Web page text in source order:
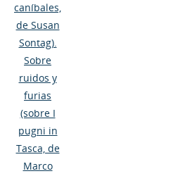
caníbales,
de Susan
Sontag).
Sobre
ruidos y
furias
(sobre I
pugni in
Tasca, de
Marco